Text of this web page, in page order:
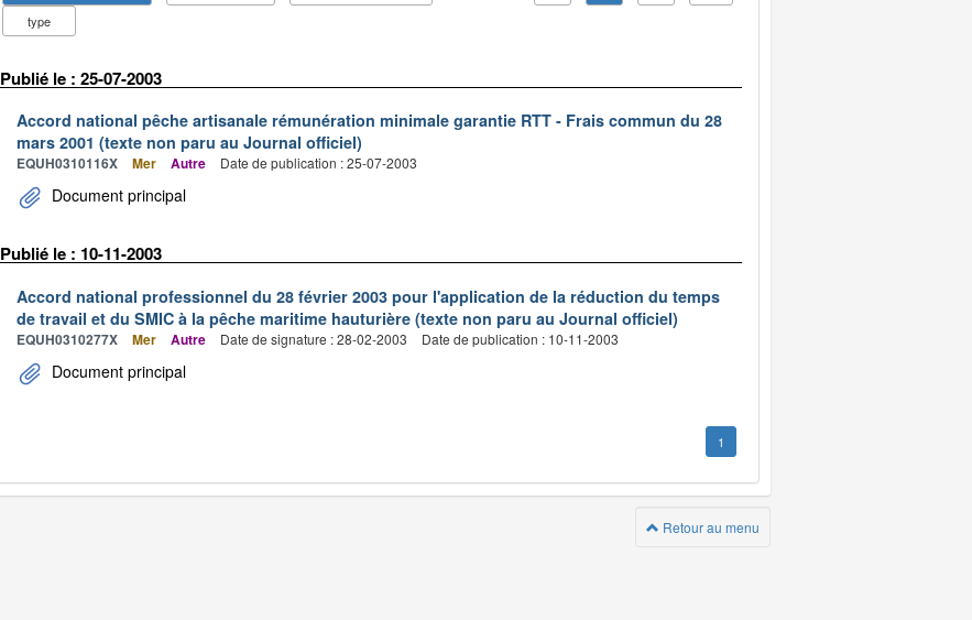
type
Publié le : 25-07-2003
Accord national pêche artisanale rémunération minimale garantie RTT - Frais commun du 28
mars 2001 (texte non paru au Journal officiel)
EQUH0310116X Mer Autre Date de publication : 25-07-2003
Document principal
Publié le : 10-11-2003
Accord national professionnel du 28 février 2003 pour l'application de la réduction du temps
de travail et du SMIC à la pêche maritime hauturière (texte non paru au Journal officiel)
EQUH0310277X Mer Autre Date de signature : 28-02-2003 Date de publication : 10-11-2003
Document principal
1
Retour au menu